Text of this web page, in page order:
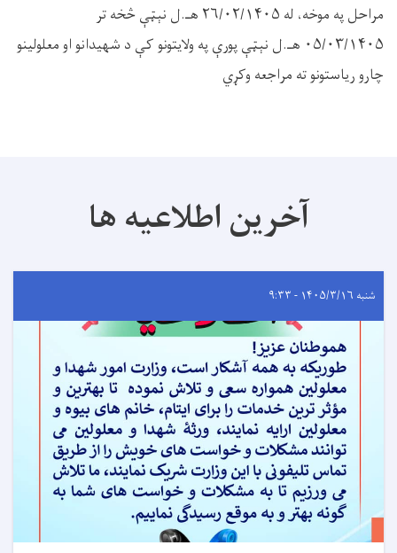
مراحل په موخه، له ۲۶/۰۲/۱۴۰۵ هـ.ل نېټې څخه تر
۰۵/۰۳/۱۴۰۵ هـ.ل نېټې پورې په ولایتونو کې د شهیدانو او معلولینو
چارو ریاستونو ته مراجعه وکړي
آخرین اطلاعیه ها
شنبه ۱۴۰۵/۳/۱۶ - ۹:۳۳